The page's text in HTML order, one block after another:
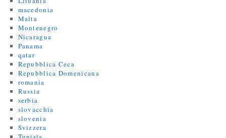
macedonia
Malta
Montenegro
Nicaragua
Panama
qatar
Repubblica Ceca
Repubblica Domenicana
romania
Russia
serbia
slovacchia
slovenia
Svizzera